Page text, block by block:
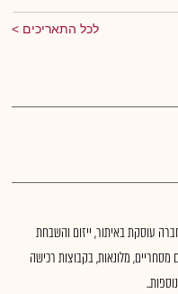
לכל התאריכים
עוסקת באיתור, ייזום והשבחת
מסחריים, מלונאות, בקבוצות רכישה